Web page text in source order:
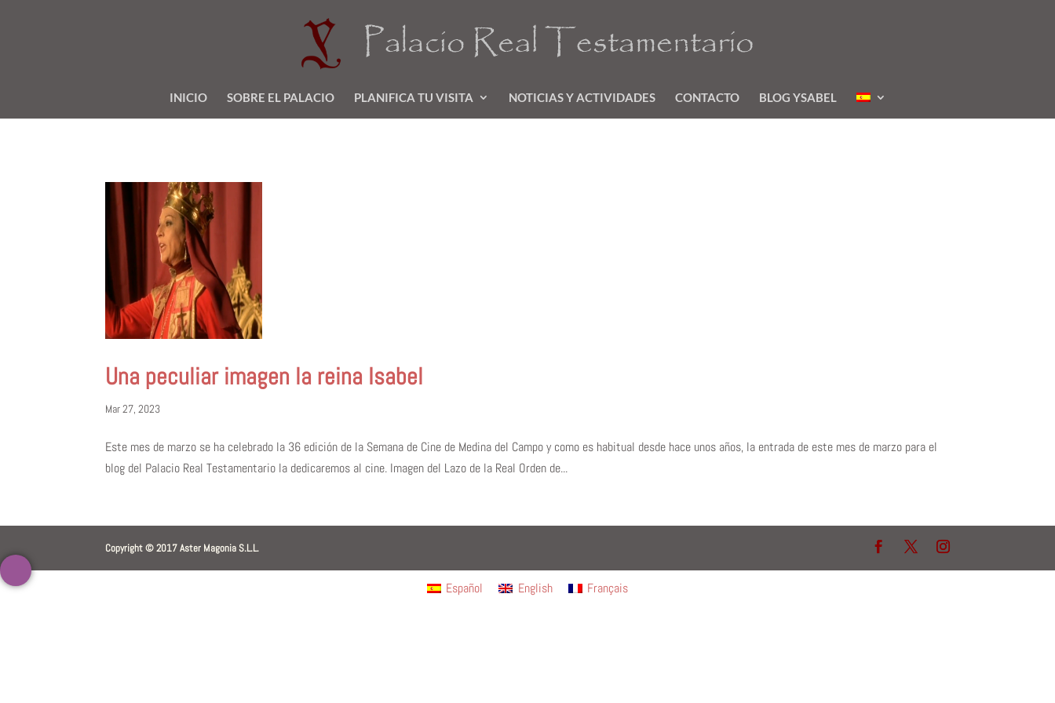
INICIO SOBRE EL PALACIO PLANIFICA TU VISITA NOTICIAS Y ACTIVIDADES CONTACTO BLOG YSABEL
Una peculiar imagen la reina Isabel
Mar 27, 2023
Este mes de marzo se ha celebrado la 36 edición de la Semana de Cine de Medina del Campo y como es habitual desde hace unos años, la entrada de este mes de marzo para el
blog del Palacio Real Testamentario la dedicaremos al cine. Imagen del Lazo de la Real Orden de...
Copyright © 2017 Aster Magonia S.L.L.
Español English Français